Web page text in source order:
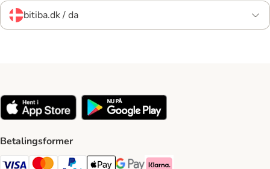
bitiba.dk / da
Betalingsformer